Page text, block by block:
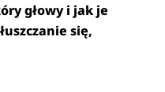
głowy i jak je
się,